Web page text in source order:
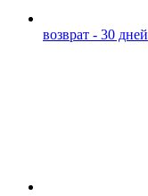
возврат - 30 дней